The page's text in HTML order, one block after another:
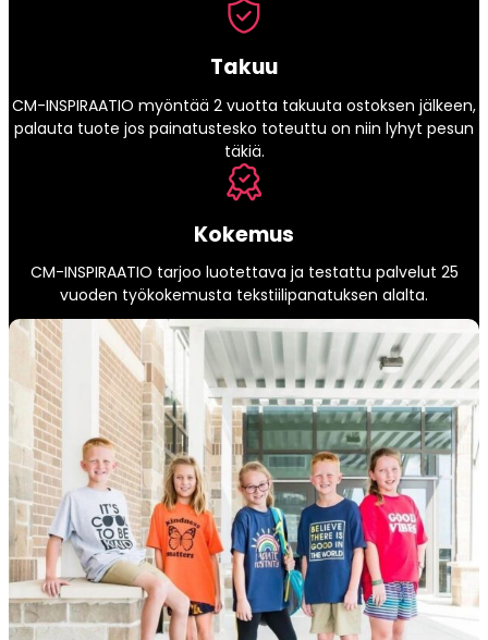
Takuu
CM-INSPIRAATIO myöntää 2 vuotta takuuta ostoksen jälkeen,
palauta tuote jos painatustesko toteuttu on niin lyhyt pesun
täkiä.
Kokemus
CM-INSPIRAATIO tarjoo luotettava ja testattu palvelut 25
vuoden työkokemusta tekstiilipanatuksen alalta.